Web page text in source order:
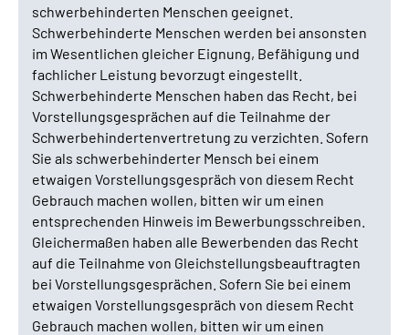
schwerbehinderten Menschen geeignet.
Schwerbehinderte Menschen werden bei ansonsten
im Wesentlichen gleicher Eignung, Befähigung und
fachlicher Leistung bevorzugt eingestellt.
Schwerbehinderte Menschen haben das Recht, bei
Vorstellungsgesprächen auf die Teilnahme der
Schwerbehindertenvertretung zu verzichten. Sofern
Sie als schwerbehinderter Mensch bei einem
etwaigen Vorstellungsgespräch von diesem Recht
Gebrauch machen wollen, bitten wir um einen
entsprechenden Hinweis im Bewerbungsschreiben.
Gleichermaßen haben alle Bewerbenden das Recht
auf die Teilnahme von Gleichstellungsbeauftragten
bei Vorstellungsgesprächen. Sofern Sie bei einem
etwaigen Vorstellungsgespräch von diesem Recht
Gebrauch machen wollen, bitten wir um einen